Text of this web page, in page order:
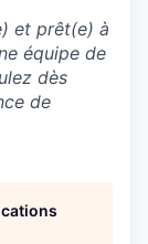
et prêt(e) à
équipe de
dès
de